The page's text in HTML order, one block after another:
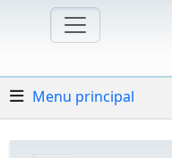
Menu principal